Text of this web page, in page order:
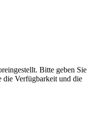
Bitte geben Sie
die Verfügbarkeit und die